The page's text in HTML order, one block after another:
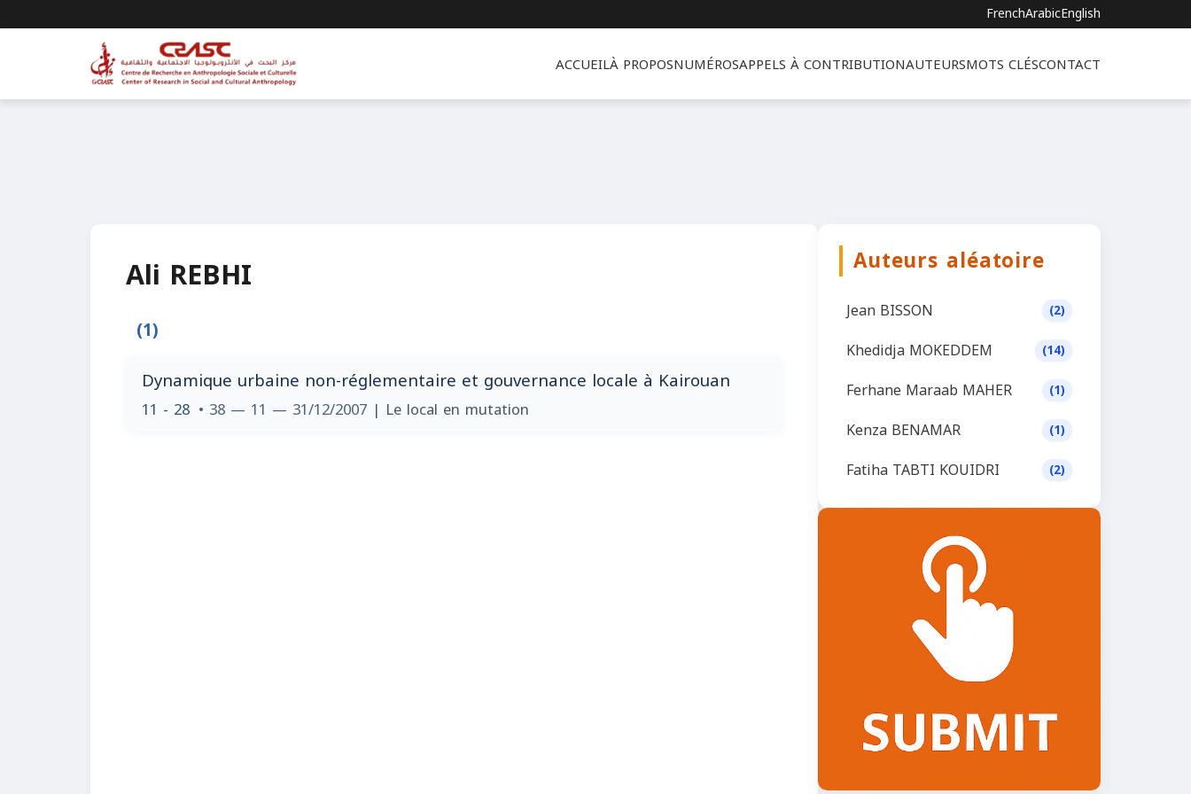
FrenchArabicEnglish
ACCUEILÀ PROPOSNUMÉROSAPPELS À CONTRIBUTIONAUTEURSMOTS CLÉSCONTACT
Ali REBHI
(1)
Dynamique urbaine non-réglementaire et gouvernance locale à Kairouan
11 - 28 • 38 — 11 — 31/12/2007 | Le local en mutation
Auteurs aléatoire
Jean BISSON (2)
Khedidja MOKEDDEM (14)
Ferhane Maraab MAHER (1)
Kenza BENAMAR (1)
Fatiha TABTI KOUIDRI (2)